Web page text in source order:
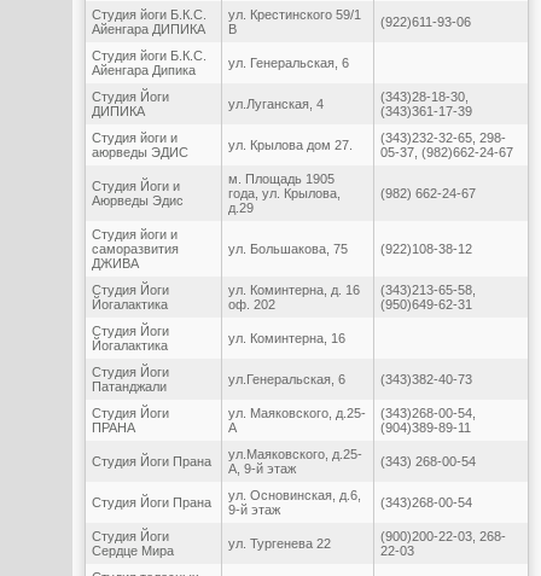
Студия йоги Б.К.С.
Айенгара ДИПИКА
ул. Крестинского 59/1
В
(922)611-93-06
Студия йоги Б.К.С.
Айенгара Дипика
ул. Генеральская, 6
Студия Йоги
ДИПИКА
ул.Луганская, 4
(343)28-18-30,
(343)361-17-39
Студия йоги и
аюрведы ЭДИС
ул. Крылова дом 27.
(343)232-32-65, 298-
05-37, (982)662-24-67
Студия Йоги и
Аюрведы Эдис
м. Площадь 1905
года, ул. Крылова,
д.29
(982) 662-24-67
Студия йоги и
саморазвития
ДЖИВА
ул. Большакова, 75 (922)108-38-12
Студия Йоги
Йогалактика
ул. Коминтерна, д. 16
оф. 202
(343)213-65-58,
(950)649-62-31
Студия Йоги
Йогалактика
ул. Коминтерна, 16
Студия Йоги
Патанджали
ул.Генеральская, 6 (343)382-40-73
Студия Йоги
ПРАНА
ул. Маяковского, д.25-
А
(343)268-00-54,
(904)389-89-11
Студия Йоги Прана
ул.Маяковского, д.25-
А, 9-й этаж
(343) 268-00-54
Студия Йоги Прана
ул. Основинская, д.6,
9-й этаж
(343)268-00-54
Студия Йоги
Сердце Мира
ул. Тургенева 22
(900)200-22-03, 268-
22-03